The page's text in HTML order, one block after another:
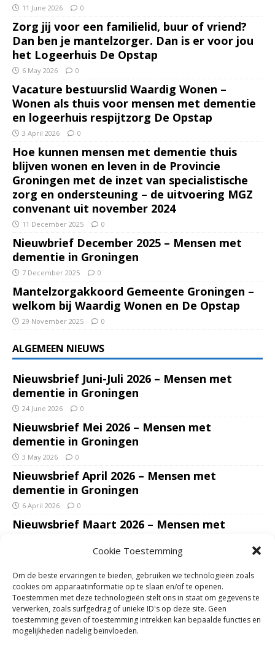
Cookie Toestemming
Om de beste ervaringen te bieden, gebruiken we technologieën zoals
cookies om apparaatinformatie op te slaan en/of te openen.
Toestemmen met deze technologieën stelt ons in staat om gegevens te
verwerken, zoals surfgedrag of unieke ID's op deze site. Geen
toestemming geven of toestemming intrekken kan bepaalde functies en
mogelijkheden nadelig beïnvloeden.
11 June 2026 0
Zorg jij voor een familielid, buur of vriend?
Dan ben je mantelzorger. Dan is er voor jou
het Logeerhuis De Opstap
6 May 2026 0
Vacature bestuurslid Waardig Wonen –
Wonen als thuis voor mensen met dementie
en logeerhuis respijtzorg De Opstap
3 April 2026 0
Hoe kunnen mensen met dementie thuis
blijven wonen en leven in de Provincie
Groningen met de inzet van specialistische
zorg en ondersteuning – de uitvoering MGZ
convenant uit november 2024
11 December 2025 0
Nieuwbrief December 2025 – Mensen met
dementie in Groningen
7 December 2025 0
Mantelzorgakkoord Gemeente Groningen –
welkom bij Waardig Wonen en De Opstap
29 November 2025 0
ALGEMEEN NIEUWS
Nieuwsbrief Juni-Juli 2026 – Mensen met
dementie in Groningen
24 June 2026 0
Nieuwsbrief Mei 2026 – Mensen met
dementie in Groningen
3 May 2026 0
Nieuwsbrief April 2026 – Mensen met
dementie in Groningen
6 April 2026 0
Nieuwsbrief Maart 2026 – Mensen met
Nieuwsbrief Januari – Februari 2026 – Mensen
met dementie in Groningen
7 February 2026 0
Ondersteun mantelzorgers – gun hun een
adempauze in De Opstap. Inzamelingsactie